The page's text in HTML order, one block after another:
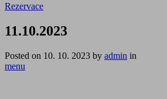
Rezervace
11.10.2023
Posted on 10. 10. 2023 by admin in
menu